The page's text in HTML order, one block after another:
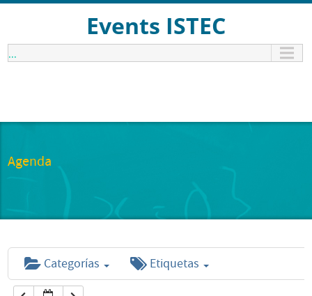
Events ISTEC
...
Agenda
Categorías Etiquetas
1:00 am
6:00 am